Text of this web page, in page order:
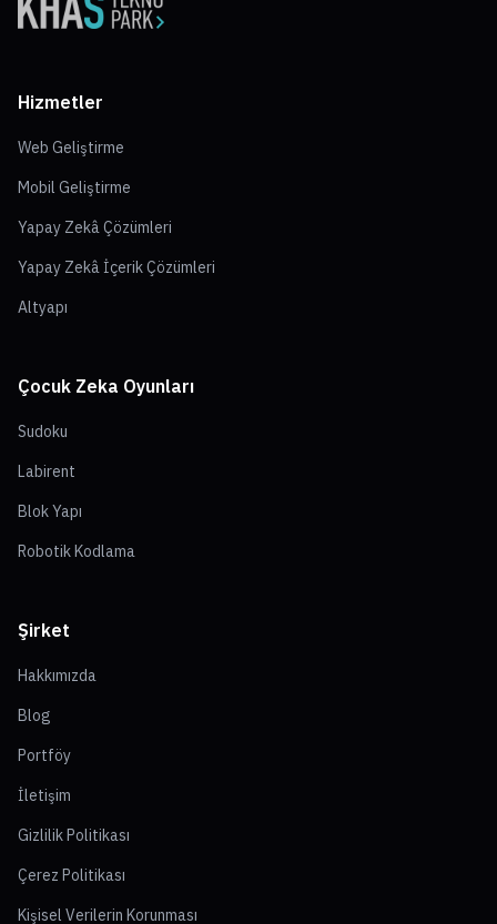
Hizmetler
Web Geliştirme
Mobil Geliştirme
Yapay Zekâ Çözümleri
Yapay Zekâ İçerik Çözümleri
Altyapı
Çocuk Zeka Oyunları
Sudoku
Labirent
Blok Yapı
Robotik Kodlama
Şirket
Hakkımızda
Blog
Portföy
İletişim
Gizlilik Politikası
Çerez Politikası
Kişisel Verilerin Korunması